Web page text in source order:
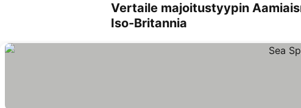
Vertaile majoitustyypin
Iso-Britannia